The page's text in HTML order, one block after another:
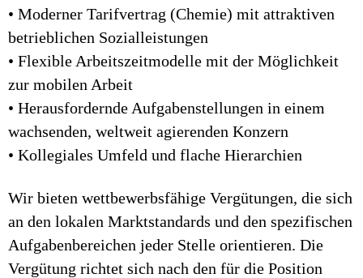
• Moderner Tarifvertrag (Chemie) mit attraktiven
betrieblichen Sozialleistungen
• Flexible Arbeitszeitmodelle mit der Möglichkeit
zur mobilen Arbeit
• Herausfordernde Aufgabenstellungen in einem
wachsenden, weltweit agierenden Konzern
• Kollegiales Umfeld und flache Hierarchien
Wir bieten wettbewerbsfähige Vergütungen, die sich
an den lokalen Marktstandards und den spezifischen
Aufgabenbereichen jeder Stelle orientieren. Die
Vergütung richtet sich nach den für die Position